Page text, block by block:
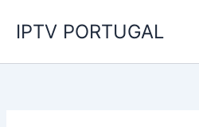
IPTV PORTUGAL